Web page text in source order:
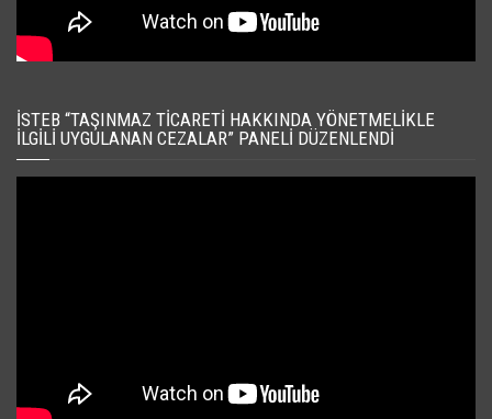
İSTEB “TAŞINMAZ TICARETI HAKKINDA YÖNETMELIKLE
İLGILI UYGULANAN CEZALAR” PANELI DÜZENLENDI